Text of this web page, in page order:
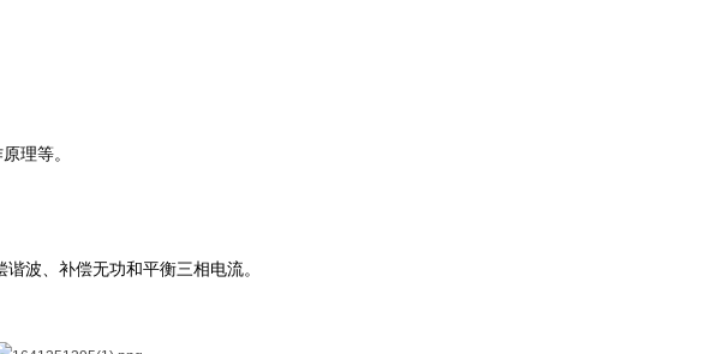
理等。
波、补偿无功和平衡三相电流。